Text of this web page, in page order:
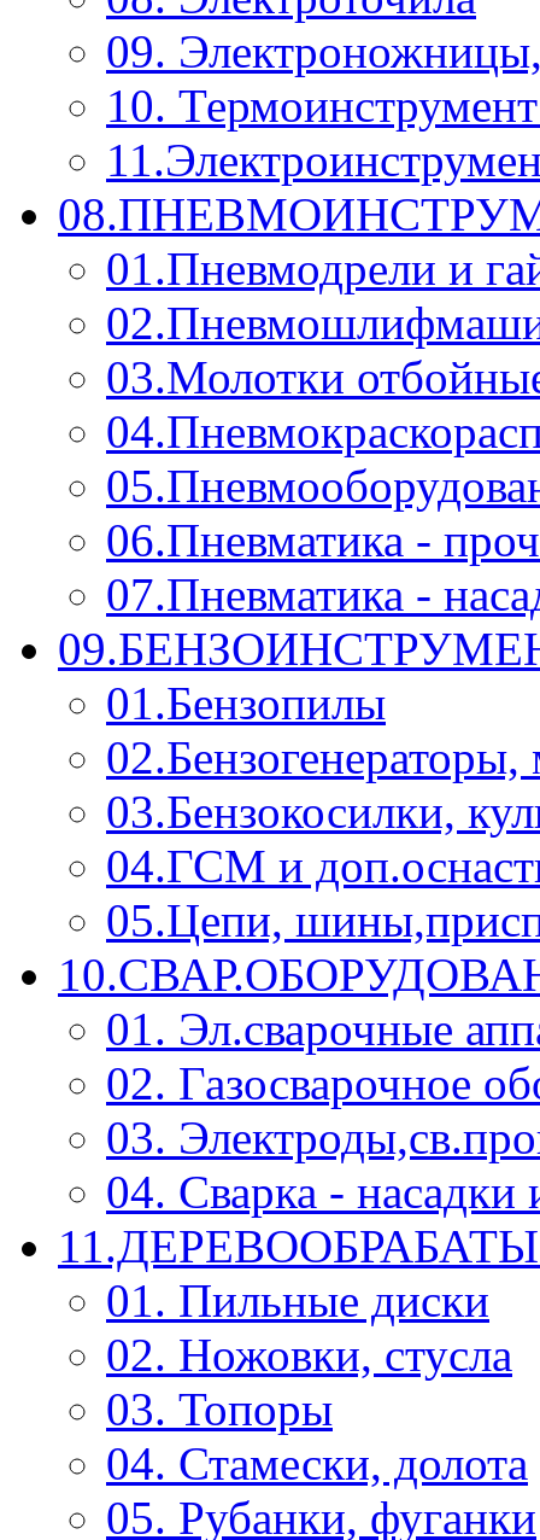
09.
10.
01.Пневмодрели и
03.Молотки
06.Пневматика -
07.Пневматика -
01.Бензопилы
03.Бензокосилки,
04.ГСМ и
05.Цепи,
01. Эл.сварочные
02. Газосварочное
03.
04. Сварка -
01. Пильные диски
02. Ножовки, стусла
03. Топоры
04. Стамески, долота
05. Рубанки, фуганки